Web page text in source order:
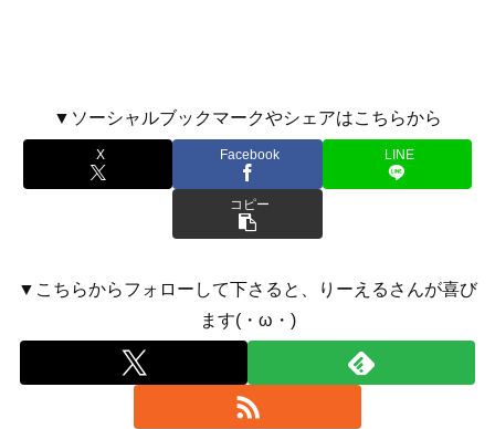
▼ソーシャルブックマークやシェアはこちらから
X Facebook LINE
コピー
▼こちらからフォローして下さると、りーえるさんが喜び
ます(・ω・)